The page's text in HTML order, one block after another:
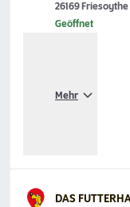
26169 Friesoythe
Geöffnet
Mehr
DAS